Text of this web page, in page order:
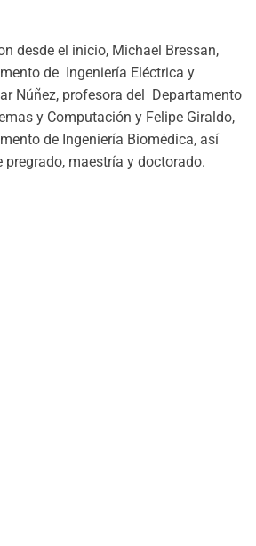
desde el inicio, Michael Bressan,
de Ingeniería Eléctrica y
Núñez, profesora del Departamento
y Computación y Felipe Giraldo,
de Ingeniería Biomédica, así
maestría y doctorado.